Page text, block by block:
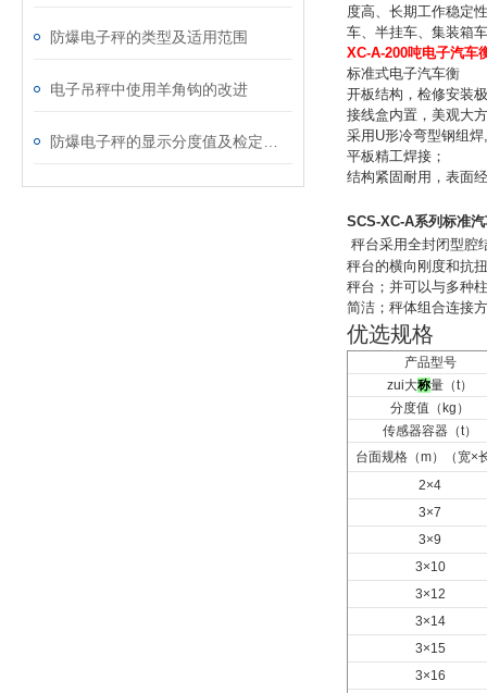
防爆电子秤的类型及适用范围
电子吊秤中使用羊角钩的改进
度高、长期工作稳定
车、半挂车、集装箱
XC-A-200吨电子汽车
标准式电子汽车衡
开板结构，检修安装
接线盒内置，美观大
采用U形冷弯型钢组
平板精工焊接；
结构紧固耐用，表面
SCS-XC-A系列标准
秤台采用全封闭型腔
秤台的横向刚度和抗
秤台；并可以与多种
简洁；秤体组合连接
优选规格
产品型号
zui大称量（t）
分度值（kg）
传感器容器（t）
台面规格（m）（宽×
2×4
3×7
3×9
3×10
3×12
3×14
3×15
3×16